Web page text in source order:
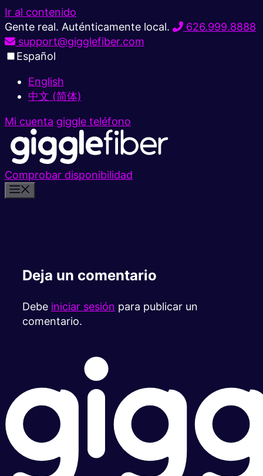
Ir al contenido
Gente real. Auténticamente local.
626.999.8888
support@gigglefiber.com
Español
English
中文 (简体)
Mi cuenta giggle teléfono
Comprobar disponibilidad
Deja un comentario
Debe iniciar sesión para publicar un
comentario.